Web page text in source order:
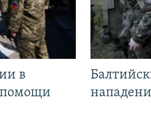
в
помощи